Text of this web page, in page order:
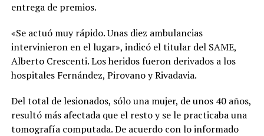
entrega de premios.
«Se actuó muy rápido. Unas diez ambulancias
intervinieron en el lugar», indicó el titular del SAME,
Alberto Crescenti. Los heridos fueron derivados a los
hospitales Fernández, Pirovano y Rivadavia.
Del total de lesionados, sólo una mujer, de unos 40 años,
resultó más afectada que el resto y se le practicaba una
tomografía computada. De acuerdo con lo informado